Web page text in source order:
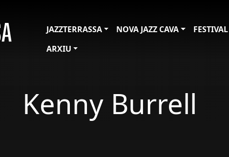
JAZZTERRASSA
NOVA JAZZ CAVA FESTIVAL
ARXIU
Kenny Burrell